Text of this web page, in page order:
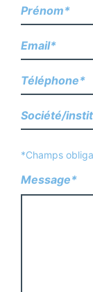
*Champs
Message*